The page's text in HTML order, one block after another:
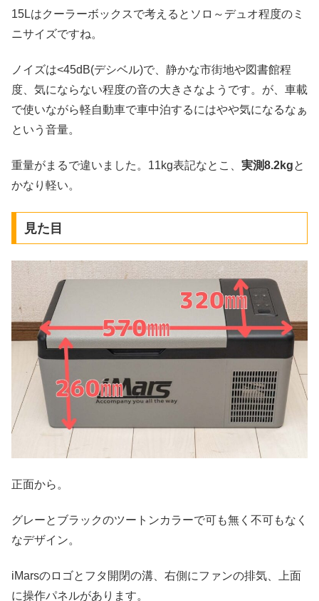
15Lはクーラーボックスで考えるとソロ～デュオ程度のミ
ニサイズですね。
ノイズは<45dB(デシベル)で、静かな市街地や図書館程
度、気にならない程度の音の大きさなようです。が、車載
で使いながら軽自動車で車中泊するにはやや気になるなぁ
という音量。
重量がまるで違いました。11kg表記なとこ、 実測8.2kgと
かなり軽い。
見た目
正面から。
グレーとブラックのツートンカラーで可も無く不可もなく
なデザイン。
iMarsのロゴとフタ開閉の溝、右側にファンの排気、上面
に操作パネルがあります。